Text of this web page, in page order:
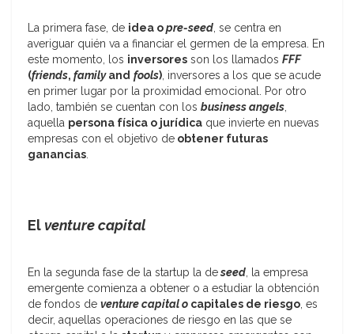
La primera fase, de idea opre-seed, se centra en
averiguar quién va a financiar el germen de la empresa. En
este momento, los inversores son los llamados FFF
(friends, familyand fools), inversores a los que se acude
en primer lugar por la proximidad emocional. Por otro
lado, también se cuentan con los business angels,
aquella persona física o jurídica que invierte en nuevas
empresas con el objetivo de obtener futuras
ganancias.
El venture capital
En la segunda fase de la startup la deseed, la empresa
emergente comienza a obtener o a estudiar la obtención
de fondos de venture capital o capitales de riesgo, es
decir, aquellas operaciones de riesgo en las que se